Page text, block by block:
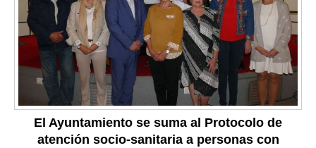
El Ayuntamiento se suma al Protocolo de
atención socio-sanitaria a personas con